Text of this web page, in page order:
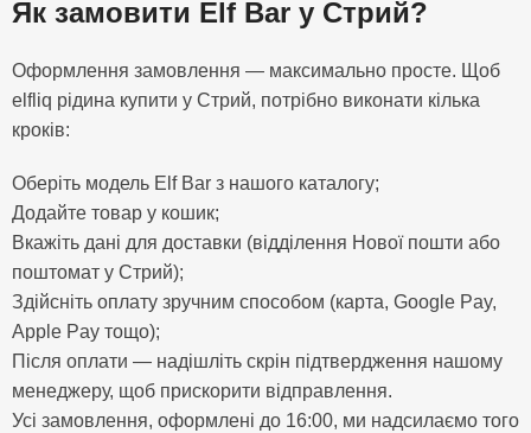
Як замовити Elf Bar у Стрий?
Оформлення замовлення — максимально просте. Щоб
elfliq рідина купити у Стрий, потрібно виконати кілька
кроків:
Оберіть модель Elf Bar з нашого каталогу;
Додайте товар у кошик;
Вкажіть дані для доставки (відділення Нової пошти або
поштомат у Стрий);
Здійсніть оплату зручним способом (карта, Google Pay,
Apple Pay тощо);
Після оплати — надішліть скрін підтвердження нашому
менеджеру, щоб прискорити відправлення.
Усі замовлення, оформлені до 16:00, ми надсилаємо того